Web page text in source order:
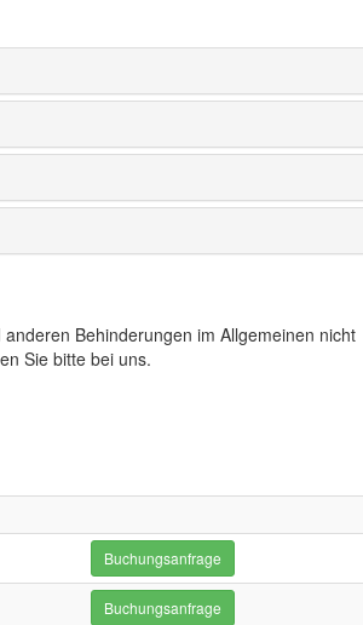
Behinderungen im Allgemeinen nicht
Sie bitte bei uns.
Buchungsanfrage
Buchungsanfrage